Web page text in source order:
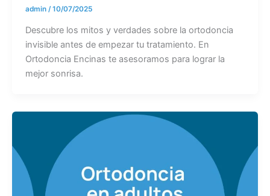
admin /10/07/2025
Descubre los mitos y verdades sobre la ortodoncia
invisible antes de empezar tu tratamiento. En
Ortodoncia Encinas te asesoramos para lograr la
mejor sonrisa.